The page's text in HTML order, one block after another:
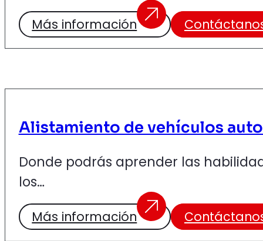
Más información
Alistamiento de vehículos
Donde podrás aprender las
los…
Más información